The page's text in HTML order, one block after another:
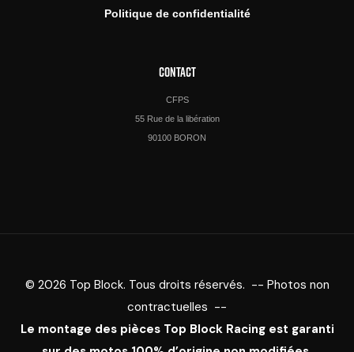
Politique de confidentialité
CONTACT
CFPS
55 Rue de la libération
90100 BORON
© 2026 Top Block. Tous droits réservés. -- Photos non
contractuelles --
Le montage des pièces Top Block Racing est garanti